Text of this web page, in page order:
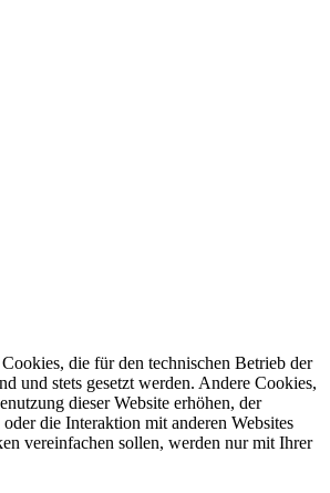
die für den technischen Betrieb der
und stets gesetzt werden. Andere Cookies,
dieser Website erhöhen, der
die Interaktion mit anderen Websites
vereinfachen sollen, werden nur mit Ihrer